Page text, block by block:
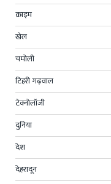
क्राइम
खेल
चमोली
टिहरी गढ़वाल
टेक्नोलॉजी
दुनिया
देश
देहरादून